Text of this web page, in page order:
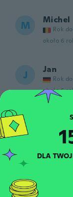
M Michel
Rok
około 6
J Jan
Rok
około 6
N Rok
J Rok
DLA